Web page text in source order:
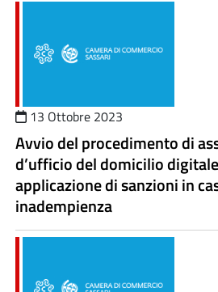
13 Ottobre 2023
Avvio del procedimento di
d’ufficio del domicilio
applicazione di sanzioni in
inadempienza